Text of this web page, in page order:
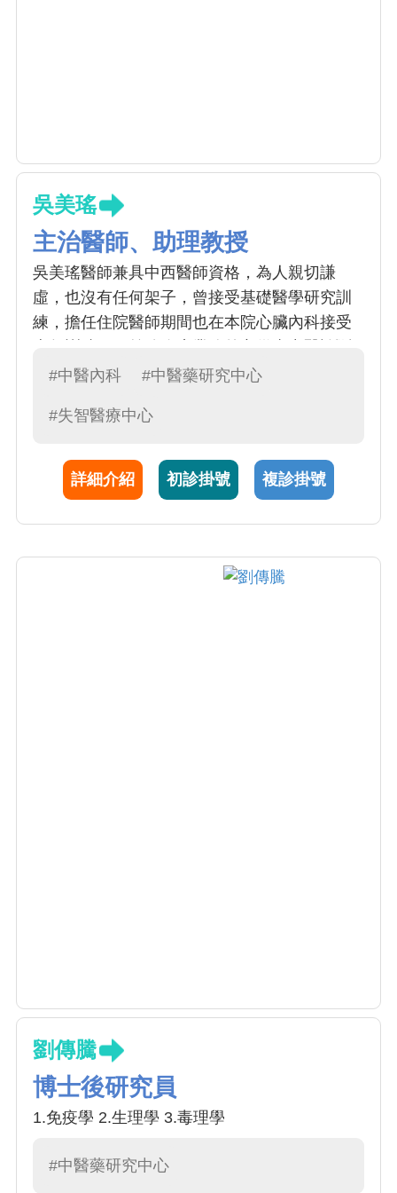
吳美瑤
主治醫師、助理教授
吳美瑤醫師兼具中西醫師資格，為人親切謙
虛，也沒有任何架子，曾接受基礎醫學研究訓
練，擔任住院醫師期間也在本院心臟內科接受
方面及心臟內科的相關研究。
#中醫內科 #中醫藥研究中心
#失智醫療中心
詳細介紹 初診掛號 複診掛號
劉傳騰
博士後研究員
1.免疫學 2.生理學 3.毒理學
#中醫藥研究中心